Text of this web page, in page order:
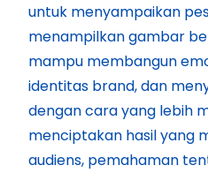
untuk menyampaikan
menampilkan gambar
mampu membangun
identitas brand, dan
dengan cara yang lebih
menciptakan hasil yang
audiens, pemahaman